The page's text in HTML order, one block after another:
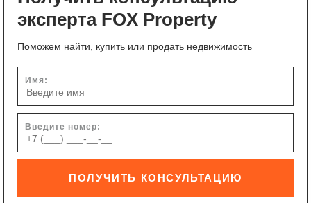
эксперта FOX Property
Поможем найти, купить или продать недвижимость
Имя:
Введите номер:
ПОЛУЧИТЬ КОНСУЛЬТАЦИЮ